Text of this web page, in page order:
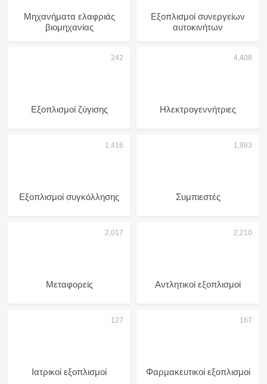
Μηχανήματα ελαφριάς
βιομηχανίας
Εξοπλισμοί συνεργείων
αυτοκινήτων
Εξοπλισμοί ζύγισης Ηλεκτρογεννήτριες
Εξοπλισμοί συγκόλλησης Συμπιεστές
Μεταφορείς Αντλητικοί εξοπλισμοί
Ιατρικοί εξοπλισμοί Φαρμακευτικοί εξοπλισμοί